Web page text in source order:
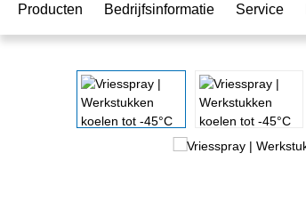
Producten Bedrijfsinformatie Service
Afbeeldingengalerij overslaan